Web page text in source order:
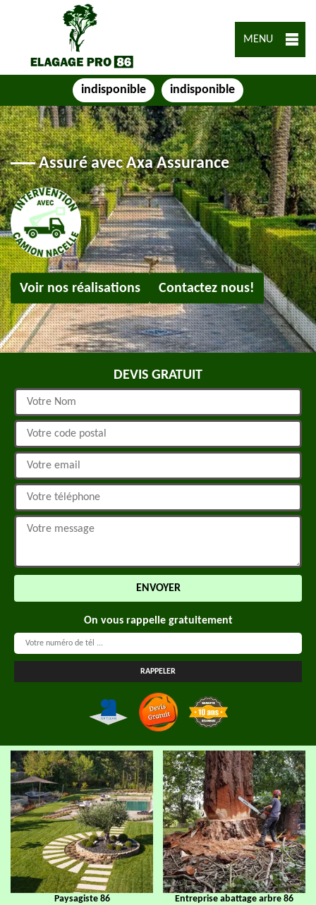
MENU
indisponible indisponible
Assuré avec Axa Assurance
Voir nos réalisations Contactez nous!
DEVIS GRATUIT
On vous rappelle gratuitement
Paysagiste 86 Entreprise abattage arbre 86